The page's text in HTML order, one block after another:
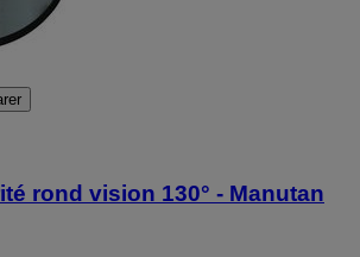
rond vision 130° - Manutan